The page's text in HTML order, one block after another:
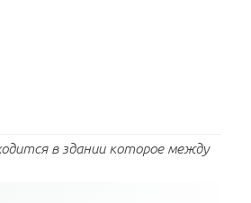
в здании которое между